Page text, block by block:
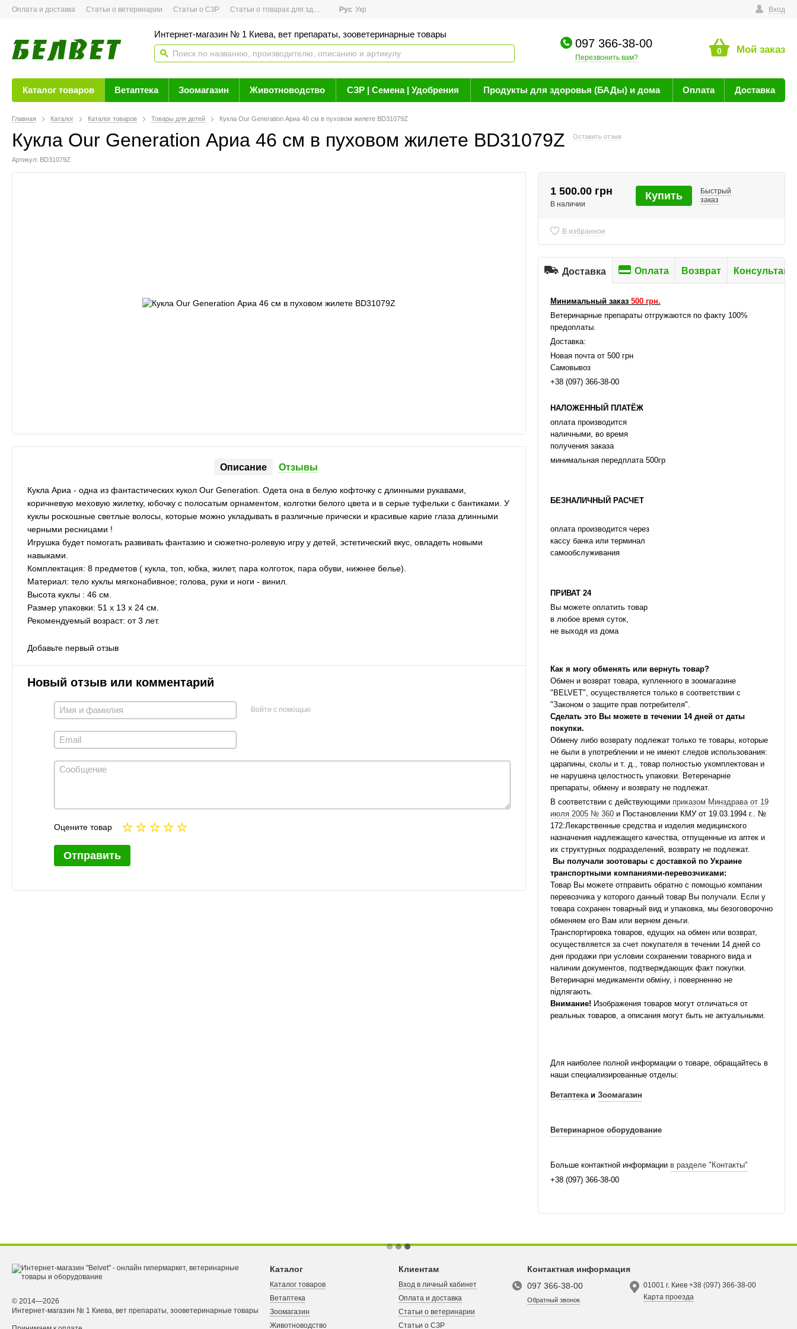
Оплата и доставка Статьи о ветеринарии Статьи о СЗР Статьи о товарах для здоровья Новости Вход
Рус Укр
Интернет-магазин № 1 Киева, вет препараты, зооветеринарные товары
097 366-38-00
Перезвонить вам?
0 Мой заказ
Каталог товаров Ветаптека Зоомагазин Животноводство СЗР | Семена | Удобрения Продукты для здоровья (БАДы) и дома Оплата Доставка
Главная Каталог Каталог товаров Товары для детей Кукла Our Generation Ариа 46 см в пуховом жилете BD31079Z
Кукла Our Generation Ариа 46 см в пуховом жилете BD31079Z Оставить отзыв
Артикул: BD31079Z
Описание Отзывы
Кукла Ариа - одна из фантастических кукол Our Generation. Одета она в белую кофточку с длинными рукавами,
коричневую меховую жилетку, юбочку с полосатым орнаментом, колготки белого цвета и в серые туфельки с бантиками. У
куклы роскошные светлые волосы, которые можно укладывать в различные прически и красивые карие глаза длинными
черными ресницами !
Игрушка будет помогать развивать фантазию и сюжетно-ролевую игру у детей, эстетический вкус, овладеть новыми
навыками.
Комплектация: 8 предметов ( кукла, топ, юбка, жилет, пара колготок, пара обуви, нижнее белье).
Материал: тело куклы мягконабивное; голова, руки и ноги - винил.
Высота куклы : 46 см.
Размер упаковки: 51 х 13 х 24 см.
Рекомендуемый возраст: от 3 лет.
Добавьте первый отзыв
Новый отзыв или комментарий
Войти с помощью
Оцените товар
Отправить
1 500.00 грн
В наличии
Купить
Быстрый
заказ
В избранное
Доставка Оплата Возврат
Минимальный заказ 500 грн.
Ветеринарные препараты отгружаются по факту 100%
предоплаты.
Доставка:
Новая почта от 500 грн
Самовывоз
+38 (097) 366-38-00
НАЛОЖЕННЫЙ ПЛАТЁЖ
оплата производится
наличными, во время
получения заказа
минимальная передплата 500гр
БЕЗНАЛИЧНЫЙ РАСЧЕТ
оплата производится через
кассу банка или терминал
самообслуживания
ПРИВАТ 24
Вы можете оплатить товар
в любое время суток,
не выходя из дома
Как я могу обменять или вернуть товар?
Обмен и возврат товара, купленного в зоомагазине
"BELVET", осуществляется только в соответствии с
"Законом о защите прав потребителя".
Сделать это Вы можете в течении 14 дней от даты
покупки.
Обмену либо возврату подлежат только те товары, которые
не были в употреблении и не имеют следов использования:
царапины, сколы и т. д., товар полностью укомплектован и
не нарушена целостность упаковки. Ветеренарніе
препараты, обмену и возврату не подлежат.
В соответствии с действующими приказом Минздрава от 19
июля 2005 № 360и Постановлении КМУ от 19.03.1994 г.. №
172:Лекарственные средства и изделия медицинского
назначения надлежащего качества, отпущенные из аптек и
их структурных подразделений, возврату не подлежат.
Вы получали зоотовары с доставкой по Украине
транспортными компаниями-перевозчиками:
Товар Вы можете отправить обратно с помощью компании
перевозчика у которого данный товар Вы получали. Если у
товара сохранен товарный вид и упаковка, мы безоговорочно
обменяем его Вам или вернем деньги.
Транспортировка товаров, едущих на обмен или возврат,
осуществляется за счет покупателя в течении 14 дней со
дня продажи при условии сохранении товарного вида и
наличии документов, подтверждающих факт покупки.
Ветеринарні медикаменти обміну, і поверненню не
підлягають.
Внимание! Изображения товаров могут отличаться от
реальных товаров, а описания могут быть не актуальными.
Для наиболее полной информации о товаре, обращайтесь в
наши специализированные отделы:
Ветаптекаи Зоомагазин
Ветеринарное оборудование
Больше контактной информации в разделе "Контакты"
+38 (097) 366-38-00
© 2014—2026
Интернет-магазин № 1 Киева, вет препараты, зооветеринарные товары
Каталог
Каталог товаров
Ветаптека
Зоомагазин
Животноводство
Клиентам
Вход в личный кабинет
Оплата и доставка
Статьи о ветеринарии
Статьи о СЗР
Контактная информация
097 366-38-00
Обратный звонок
01001 г. Киев +38 (097) 366-38-00
Карта проезда